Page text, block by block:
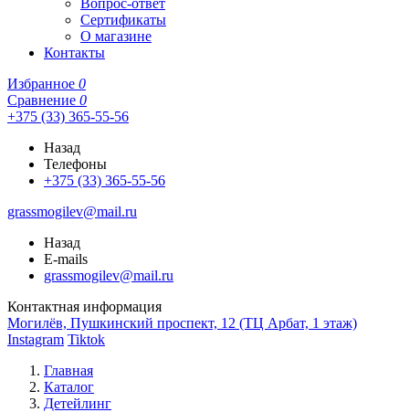
Вопрос-ответ
Сертификаты
О магазине
Контакты
Избранное 0
Сравнение 0
+375 (33) 365-55-56
Назад
Телефоны
+375 (33) 365-55-56
grassmogilev@mail.ru
Назад
E-mails
grassmogilev@mail.ru
Контактная информация
Могилёв, Пушкинский проспект, 12 (ТЦ Арбат, 1 этаж)
Instagram Tiktok
Главная
Каталог
Детейлинг